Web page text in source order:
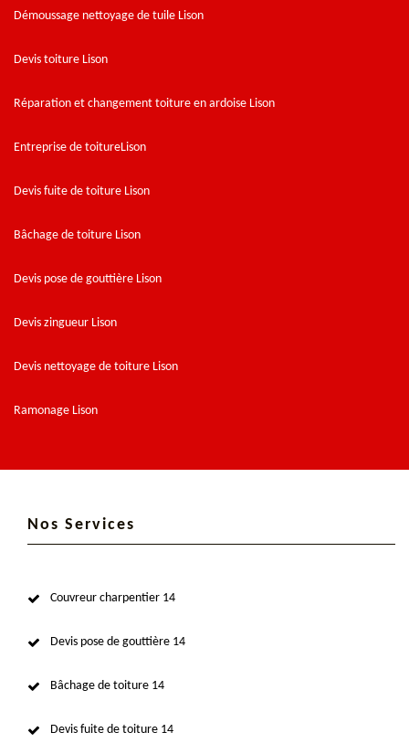
Démoussage nettoyage de tuile Lison
Devis toiture Lison
Réparation et changement toiture en ardoise Lison
Entreprise de toitureLison
Devis fuite de toiture Lison
Bâchage de toiture Lison
Devis pose de gouttière Lison
Devis zingueur Lison
Devis nettoyage de toiture Lison
Ramonage Lison
Nos Services
Couvreur charpentier 14
Devis pose de gouttière 14
Bâchage de toiture 14
Devis fuite de toiture 14